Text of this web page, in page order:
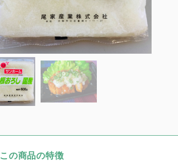
この商品の特徴